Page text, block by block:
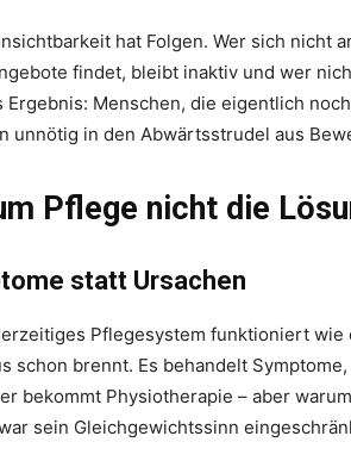
hat Folgen. Wer sich nicht
findet, bleibt inaktiv und wer
Ergebnis: Menschen, die eigentlich
unnötig in den Abwärtsstrudel aus
Pflege nicht die
statt Ursachen
Pflegesystem funktioniert
schon brennt. Es behandelt
bekommt Physiotherapie – aber
sein Gleichgewichtssinn